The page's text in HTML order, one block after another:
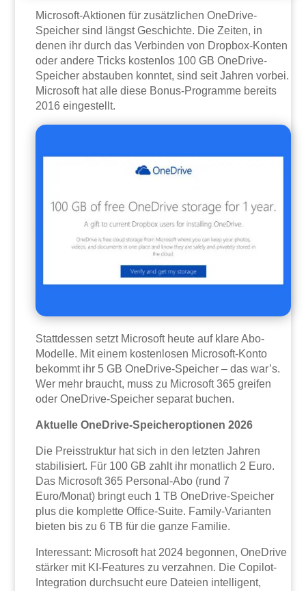
Microsoft-Aktionen für zusätzlichen OneDrive-
Speicher sind längst Geschichte. Die Zeiten, in
denen ihr durch das Verbinden von Dropbox-Konten
oder andere Tricks kostenlos 100 GB OneDrive-
Speicher abstauben konntet, sind seit Jahren vorbei.
Microsoft hat alle diese Bonus-Programme bereits
2016 eingestellt.
Stattdessen setzt Microsoft heute auf klare Abo-
Modelle. Mit einem kostenlosen Microsoft-Konto
bekommt ihr 5 GB OneDrive-Speicher – das war’s.
Wer mehr braucht, muss zu Microsoft 365 greifen
oder OneDrive-Speicher separat buchen.
Aktuelle OneDrive-Speicheroptionen 2026
Die Preisstruktur hat sich in den letzten Jahren
stabilisiert. Für 100 GB zahlt ihr monatlich 2 Euro.
Das Microsoft 365 Personal-Abo (rund 7
Euro/Monat) bringt euch 1 TB OneDrive-Speicher
plus die komplette Office-Suite. Family-Varianten
bieten bis zu 6 TB für die ganze Familie.
Interessant: Microsoft hat 2024 begonnen, OneDrive
stärker mit KI-Features zu verzahnen. Die Copilot-
Integration durchsucht eure Dateien intelligent,